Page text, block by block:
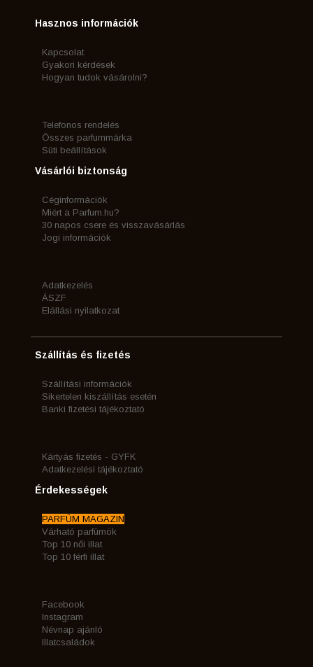
Hasznos információk
Kapcsolat
Gyakori kérdések
Hogyan tudok vásárolni?
Telefonos rendelés
Összes parfummárka
Süti beállítások
Vásárlói biztonság
Céginformációk
Miért a Parfum.hu?
30 napos csere és visszavásárlás
Jogi információk
Adatkezelés
ÁSZF
Elállási nyilatkozat
Szállítás és fizetés
Szállítási információk
Sikertelen kiszállítás esetén
Banki fizetési tájékoztató
Kártyás fizetés - GYFK
Adatkezelési tájékoztató
Érdekességek
PARFÜM MAGAZIN
Várható parfümök
Top 10 női illat
Top 10 férfi illat
Facebook
Instagram
Névnap ajánló
Illatcsaládok